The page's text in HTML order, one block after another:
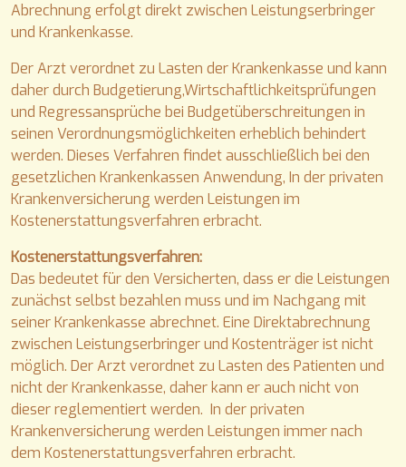
Abrechnung erfolgt direkt zwischen Leistungserbringer
und Krankenkasse.
Der Arzt verordnet zu Lasten der Krankenkasse und kann
daher durch Budgetierung,Wirtschaftlichkeitsprüfungen
und Regressansprüche bei Budgetüberschreitungen in
seinen Verordnungsmöglichkeiten erheblich behindert
werden. Dieses Verfahren findet ausschließlich bei den
gesetzlichen Krankenkassen Anwendung, In der privaten
Krankenversicherung werden Leistungen im
Kostenerstattungsverfahren erbracht.
Kostenerstattungsverfahren:
Das bedeutet für den Versicherten, dass er die Leistungen
zunächst selbst bezahlen muss und im Nachgang mit
seiner Krankenkasse abrechnet. Eine Direktabrechnung
zwischen Leistungserbringer und Kostenträger ist nicht
möglich. Der Arzt verordnet zu Lasten des Patienten und
nicht der Krankenkasse, daher kann er auch nicht von
dieser reglementiert werden. In der privaten
Krankenversicherung werden Leistungen immer nach
dem Kostenerstattungsverfahren erbracht.